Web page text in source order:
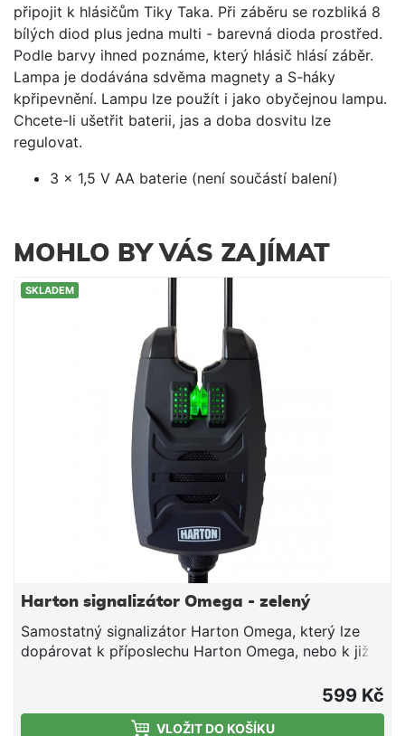
připojit k hlásičům Tiky Taka. Při záběru se rozbliká 8
bílých diod plus jedna multi - barevná dioda prostřed.
Podle barvy ihned poznáme, který hlásič hlásí záběr.
Lampa je dodávána sdvěma magnety a S-háky
kpřipevnění. Lampu lze použít i jako obyčejnou lampu.
Chcete-li ušetřit baterii, jas a doba dosvitu lze
regulovat.
3 x 1,5 V AA baterie (není součástí balení)
MOHLO BY VÁS ZAJÍMAT
SKLADEM
Harton signalizátor Omega - zelený
Samostatný signalizátor Harton Omega, který lze
dopárovat k příposlechu Harton Omega, nebo k již
9V – signalizátor je napájeny 9V baterii Antikrádež –
na hlásiči se nacházejí optické snímače, které po
aktivaci (zvednutí prutu) vyšlou varovný signál jak
599 Kč
VLOŽIT DO KOŠÍKU